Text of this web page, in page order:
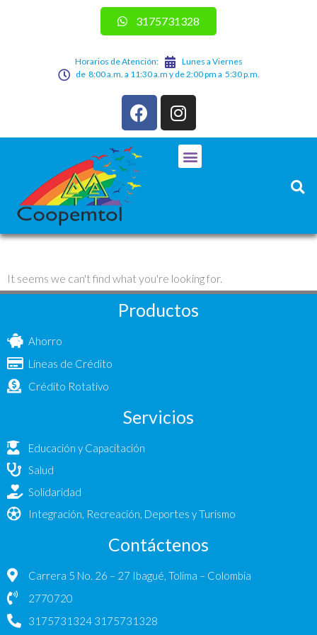
3175731328
Horarios de Atención:
Lunes a Viernes
de 8:00 a.m. a 11:30 a.m y de 2:00 pm a 5:30 p.m.
It seems we can't find what you're looking for.
Productos
Ahorro
Líneas de Crédito
Crédito Rotativo
Servicios
Educación y Capacitación
Salud
Solidaridad
Integración, Recreación, Deportes y Turismo
Contáctenos
Carrera 5 No. 26 – 27 Ibagué, Tolima – Colombia
2770720
3175731324 3175731328